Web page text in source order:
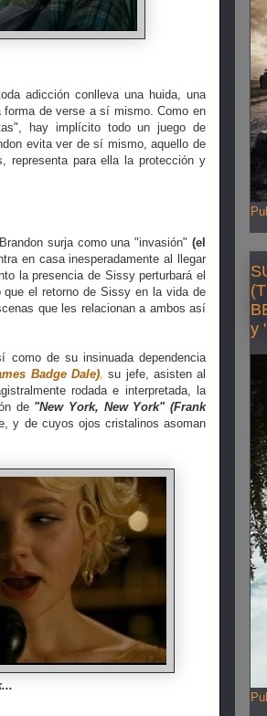
adicción conlleva una huida, una
de verse a sí mismo. Como en
hay implícito todo un juego de
evita ver de sí mismo, aquello de
representa para ella la protección y
surja como una "invasión" (el
en casa inesperadamente al llegar
la presencia de Sissy perturbará el
que el retorno de Sissy en la vida de
que les relacionan a ambos así
de su insinuada dependencia
Badge Dale),su jefe, asisten al
rodada e interpretada, la
de "New York, New York" (Frank
y de cuyos ojos cristalinos asoman
y